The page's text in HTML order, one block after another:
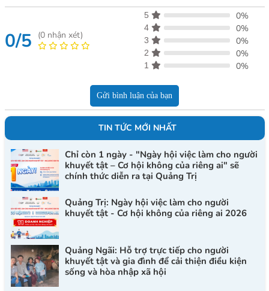
0/5 (0nhận xét)
5 0%
4 0%
3 0%
2 0%
1 0%
Gửi bình luận của bạn
TIN TỨC MỚI NHẤT
Chỉ còn 1 ngày - "Ngày hội việc làm cho người
khuyết tật – Cơ hội không của riêng ai" sẽ
chính thức diễn ra tại Quảng Trị
Quảng Trị: Ngày hội việc làm cho người
khuyết tật - Cơ hội không của riêng ai 2026
Quảng Ngãi: Hỗ trợ trực tiếp cho người
khuyết tật và gia đình để cải thiện điều kiện
sống và hòa nhập xã hội